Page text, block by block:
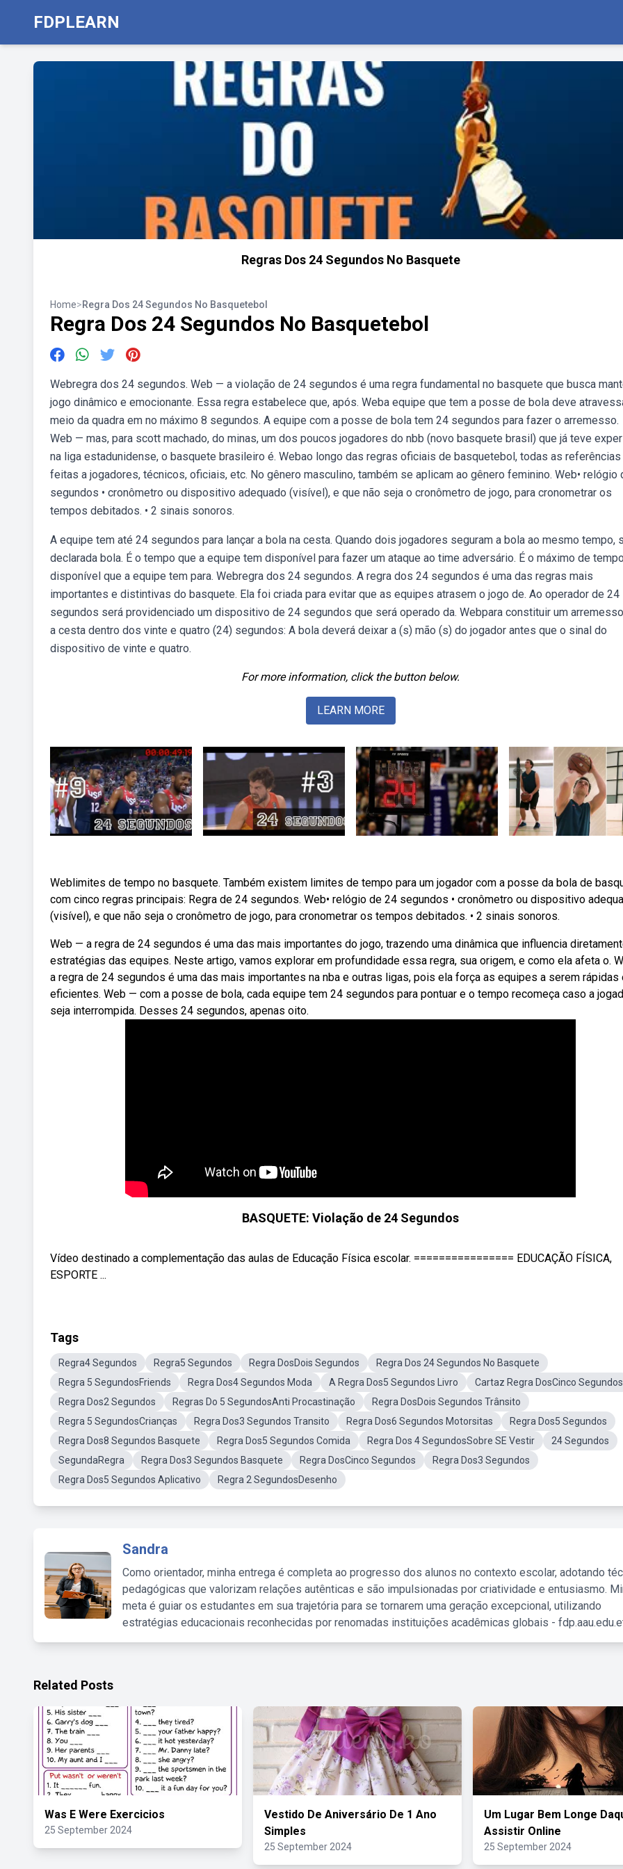
FDPLEARN
Regras Dos 24 Segundos No Basquete
Home>Regra Dos 24 Segundos No Basquetebol
Regra Dos 24 Segundos No Basquetebol
Webregra dos 24 segundos. Web — a violação de 24 segundos é uma regra fundamental no basquete que busca
jogo dinâmico e emocionante. Essa regra estabelece que, após. Weba equipe que tem a posse de bola deve
meio da quadra em no máximo 8 segundos. A equipe com a posse de bola tem 24 segundos para fazer o arremesso.
Web — mas, para scott machado, do minas, um dos poucos jogadores do nbb (novo basquete brasil) que já teve
na liga estadunidense, o basquete brasileiro é. Webao longo das regras oficiais de basquetebol, todas as referências
feitas a jogadores, técnicos, oficiais, etc. No gênero masculino, também se aplicam ao gênero feminino. Web• relógio
segundos • cronômetro ou dispositivo adequado (visível), e que não seja o cronômetro de jogo, para cronometrar os
tempos debitados. • 2 sinais sonoros.
A equipe tem até 24 segundos para lançar a bola na cesta. Quando dois jogadores seguram a bola ao mesmo tempo,
declarada bola. É o tempo que a equipe tem disponível para fazer um ataque ao time adversário. É o máximo de tempo
disponível que a equipe tem para. Webregra dos 24 segundos. A regra dos 24 segundos é uma das regras mais
importantes e distintivas do basquete. Ela foi criada para evitar que as equipes atrasem o jogo de. Ao operador de 24
segundos será providenciado um dispositivo de 24 segundos que será operado da. Webpara constituir um
a cesta dentro dos vinte e quatro (24) segundos: A bola deverá deixar a (s) mão (s) do jogador antes que o sinal do
dispositivo de vinte e quatro.
For more information, click the button below.
LEARN MORE
Weblimites de tempo no basquete. Também existem limites de tempo para um jogador com a posse da bola de
com cinco regras principais: Regra de 24 segundos. Web• relógio de 24 segundos • cronômetro ou dispositivo
(visível), e que não seja o cronômetro de jogo, para cronometrar os tempos debitados. • 2 sinais sonoros.
Web — a regra de 24 segundos é uma das mais importantes do jogo, trazendo uma dinâmica que influencia
estratégias das equipes. Neste artigo, vamos explorar em profundidade essa regra, sua origem, e como ela afeta o.
a regra de 24 segundos é uma das mais importantes na nba e outras ligas, pois ela força as equipes a serem rápidas
eficientes. Web — com a posse de bola, cada equipe tem 24 segundos para pontuar e o tempo recomeça caso a
seja interrompida. Desses 24 segundos, apenas oito.
BASQUETE: Violação de 24 Segundos
Vídeo destinado a complementação das aulas de Educação Física escolar. ================ EDUCAÇÃO FÍSICA,
ESPORTE ...
Tags
Regra4 Segundos Regra5 Segundos Regra DosDois Segundos
Regra Dos 24 Segundos No Basquete
Regra 5 SegundosFriends
Regra Dos4 Segundos Moda A Regra Dos5 Segundos Livro
Cartaz Regra DosCinco Segundos
Regra Dos2 Segundos
Regras Do 5 SegundosAnti Procastinação
Regra DosDois Segundos Trânsito
Regra 5 SegundosCrianças
Regra Dos3 Segundos Transito Regra Dos6 Segundos Motorsitas
Regra Dos5 Segundos
Regra Dos8 Segundos Basquete
Regra Dos5 Segundos Comida Regra Dos 4 SegundosSobre SE Vestir
24 Segundos
SegundaRegra
Regra Dos3 Segundos Basquete Regra DosCinco Segundos
Regra Dos3 Segundos
Regra Dos5 Segundos Aplicativo
Regra 2 SegundosDesenho
Sandra
Como orientador, minha entrega é completa ao progresso dos alunos no contexto escolar, adotando
pedagógicas que valorizam relações autênticas e são impulsionadas por criatividade e entusiasmo.
meta é guiar os estudantes em sua trajetória para se tornarem uma geração excepcional, utilizando
estratégias educacionais reconhecidas por renomadas instituições acadêmicas globais -
Related Posts
Was E Were Exercicios
25 September 2024
Vestido De Aniversário De 1 Ano
Simples
25 September 2024
Um Lugar Bem Longe
Assistir Online
25 September 2024